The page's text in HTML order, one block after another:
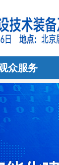
众服务